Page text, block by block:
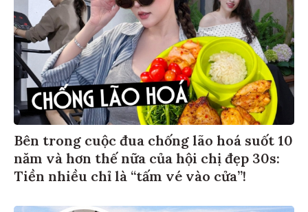
Bên trong cuộc đua chống lão hoá suốt 10
năm và hơn thế nữa của hội chị đẹp 30s:
Tiền nhiều chỉ là “tấm vé vào cửa”!